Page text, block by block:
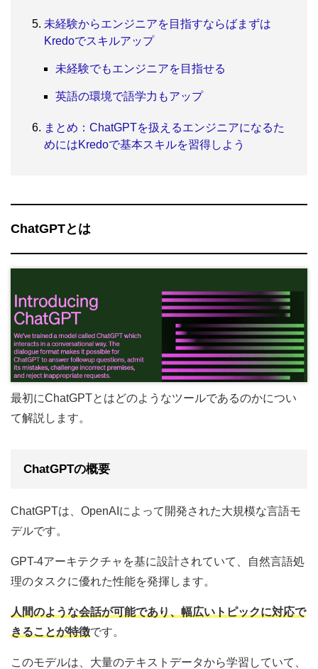
未経験からエンジニアを目指すならばまずは
Kredoでスキルアップ
未経験でもエンジニアを目指せる
英語の環境で語学力もアップ
まとめ：ChatGPTを扱えるエンジニアになるた
めにはKredoで基本スキルを習得しよう
ChatGPTとは
最初にChatGPTとはどのようなツールであるのかについ
て解説します。
ChatGPTの概要
ChatGPTは、OpenAIによって開発された大規模な言語モ
デルです。
GPT-4アーキテクチャを基に設計されていて、自然言語処
理のタスクに優れた性能を発揮します。
人間のような会話が可能であり、幅広いトピックに対応で
きることが特徴です。
このモデルは、大量のテキストデータから学習していて、